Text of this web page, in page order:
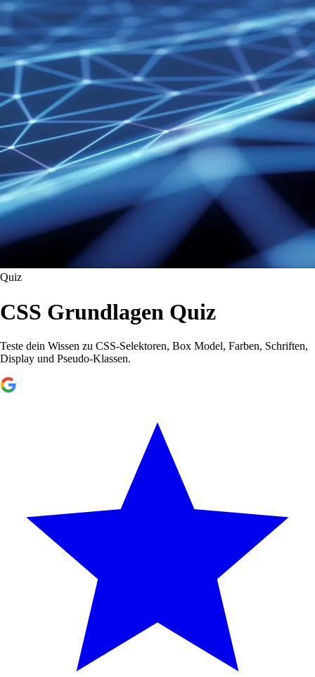
Quiz
CSS Grundlagen Quiz
Teste dein Wissen zu CSS-Selektoren, Box Model, Farben, Schriften,
Display und Pseudo-Klassen.